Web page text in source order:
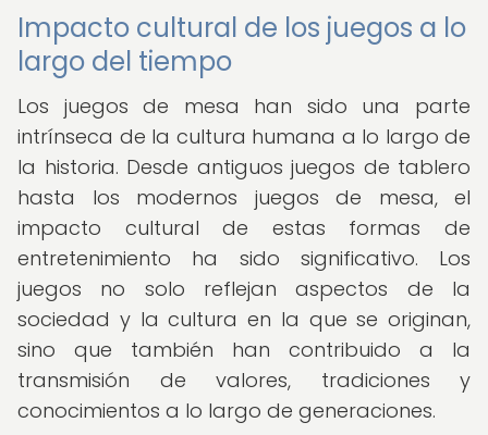
Impacto cultural de los juegos a lo
largo del tiempo
Los juegos de mesa han sido una parte
intrínseca de la cultura humana a lo largo de
la historia. Desde antiguos juegos de tablero
hasta los modernos juegos de mesa, el
impacto cultural de estas formas de
entretenimiento ha sido significativo. Los
juegos no solo reflejan aspectos de la
sociedad y la cultura en la que se originan,
sino que también han contribuido a la
transmisión de valores, tradiciones y
conocimientos a lo largo de generaciones.